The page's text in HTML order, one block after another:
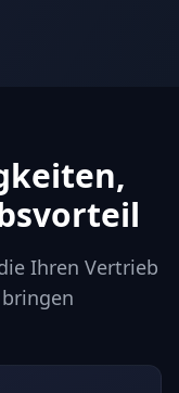
Ihren Vertrieb